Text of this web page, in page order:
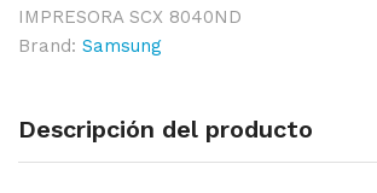
IMPRESORA SCX 8040ND
Brand: Samsung
Descripción del producto